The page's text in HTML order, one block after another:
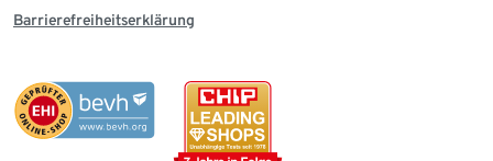
Barrierefreiheitserklärung